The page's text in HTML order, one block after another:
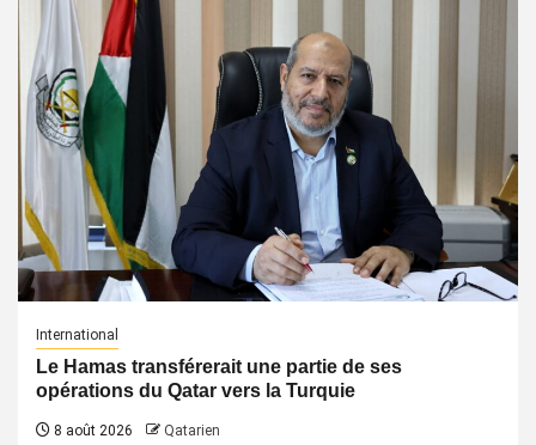
International
Le Hamas transférerait une partie de ses
opérations du Qatar vers la Turquie
8 août 2026 Qatarien